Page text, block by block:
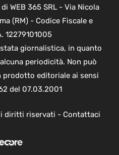
WEB 365 SRL - Via Nicola
(RM) - Codice Fiscale e
12279101005
giornalistica, in quanto
periodicità. Non può
editoriale ai sensi
del 07.03.2001
diritti riservati - Contattaci